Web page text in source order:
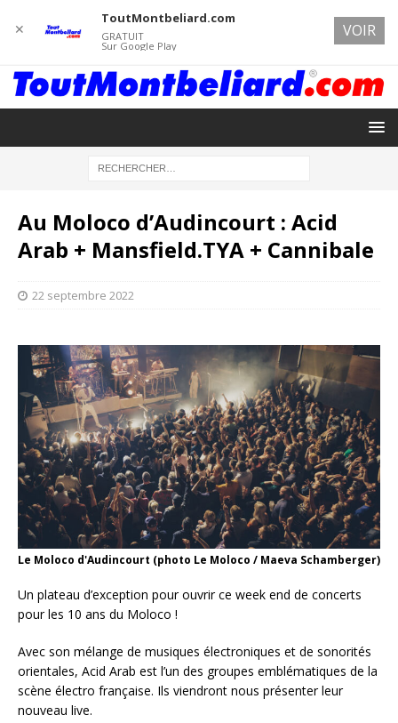
Au Moloco d’Audincourt : Acid
Arab + Mansfield.TYA + Cannibale
22 septembre 2022
Le Moloco d'Audincourt (photo Le Moloco / Maeva Schamberger)
Un plateau d’exception pour ouvrir ce week end de concerts
pour les 10 ans du Moloco !
Avec son mélange de musiques électroniques et de sonorités
orientales, Acid Arab est l’un des groupes emblématiques de la
scène électro française. Ils viendront nous présenter leur
nouveau live.
✕
ToutMontbeliard.com
GRATUIT
Sur Google Play
VOIR